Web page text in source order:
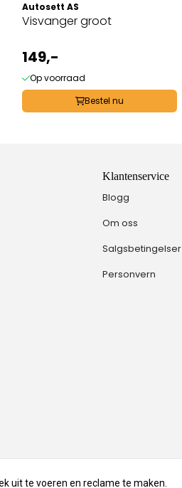
Autosett AS
Visvanger groot
149,-
Op voorraad
Bestel nu
Klantenservice
Blogg
Om oss
Salgsbetingelser
Personvern
uit te voeren en reclame te maken.